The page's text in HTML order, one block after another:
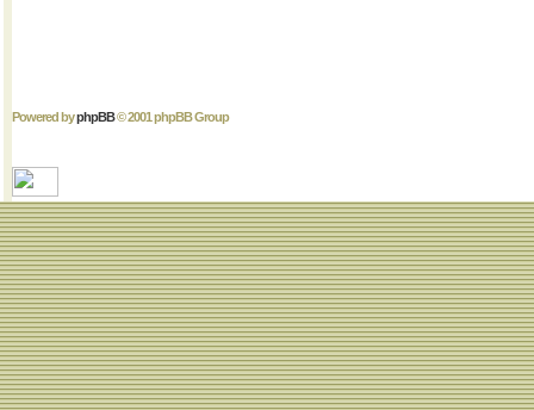
Powered byphpBB© 2001 phpBB Group